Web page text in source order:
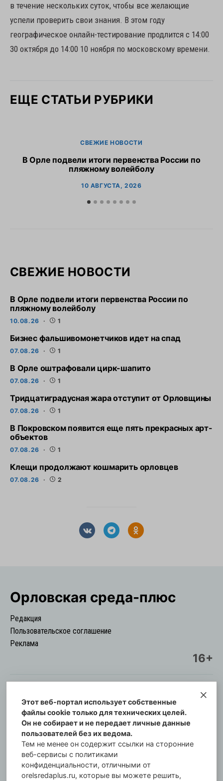
в течение нескольких суток, чтобы все желающие
успели проверить свои знания. В этом году
географическое онлайн-тестирование продлится с 14:00
30 октября до 14:00 10 ноября по московскому времени.
ЕЩЕ СТАТЬИ РУБРИКИ
СВЕЖИЕ НОВОСТИ
В Орле подвели итоги первенства России по
пляжному волейболу
10 АВГУСТА, 2026
СВЕЖИЕ НОВОСТИ
В Орле подвели итоги первенства России по
пляжному волейболу
10.08.26 1
Бизнес фальшивомонетчиков идет на спад
07.08.26 1
В Орле оштрафовали цирк-шапито
07.08.26 1
Тридцатиградусная жара отступит от Орловщины
07.08.26 1
В Покровском появится еще пять прекрасных арт-
объектов
07.08.26 1
Клещи продолжают кошмарить орловцев
07.08.26 2
Орловская cреда-плюс
Редакция
Пользовательское соглашение
Реклама
16+
© Информационный городской портал
Орловская cреда-плюс, 2021-2026
Свидетельство о регистрации СМИ: ПИ №57-
00254 от 29 октября 2013 г.
Газета зарегистрирована Управлением
Федеральной службы по надзору в сфере связи,
информационных технологий и массовых
Этот веб-портал использует собственные
файлы cookie только для технических целей.
Он не собирает и не передает личные данные
пользователей без их ведома.
Тем не менее он содержит ссылки на сторонние
веб-сервисы с политиками
конфиденциальности, отличными от
orelsredaplus.ru, которые вы можете решить,